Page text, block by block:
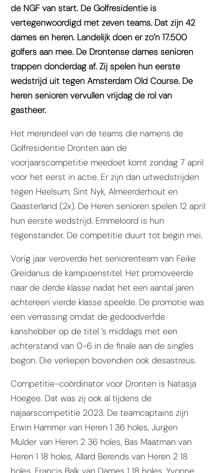
de NGF van start. De Golfresidentie is
vertegenwoordigd met zeven teams. Dat zijn 42
dames en heren. Landelijk doen er zo’n 17.500
golfers aan mee. De Drontense dames senioren
trappen donderdag af. Zij spelen hun eerste
wedstrijd uit tegen Amsterdam Old Course. De
heren senioren vervullen vrijdag de rol van
gastheer.
Het merendeel van de teams die namens de
Golfresidentie Dronten aan de
voorjaarscompetitie meedoet komt zondag 7 april
voor het eerst in actie. Er zijn dan uitwedstrijden
tegen Heelsum, Sint Nyk, Almeerderhout en
Gaasterland (2x). De Heren senioren spelen 12 april
hun eerste wedstrijd. Emmeloord is hun
tegenstander. De competitie duurt tot begin mei.
Vorig jaar veroverde het seniorenteam van Feike
Greidanus de kampioenstitel. Het promoveerde
naar de derde klasse nadat het een aantal jaren
achtereen vierde klasse speelde. De promotie was
een verrassing omdat de gedoodverfde
kanshebber op de titel ’s middags met een
achterstand van 0-6 in de finale aan de singles
begon. Die verliepen bovendien ook desastreus.
Competitie-coördinator voor Dronten is Natasja
Hoegee. Dat was zij ook al tijdens de
najaarscompetitie 2023. De teamcaptains zijn
Erwin Hammer van Heren 1 36 holes, Jurgen
Mulder van Heren 2 36 holes, Bas Maatman van
Heren 1 18 holes, Allard Berends van Heren 2 18